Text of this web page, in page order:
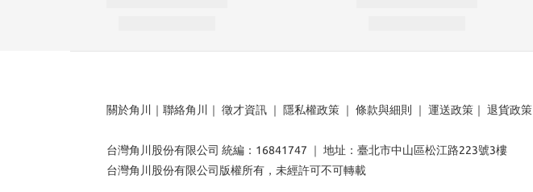
關於角川 ｜ 聯絡角川 ｜ 徵才資訊 ｜ 隱私權政策 ｜ 條款與細則 ｜ 運送政策 ｜ 退貨政策
台灣角川股份有限公司 統編：16841747 ｜ 地址：臺北市中山區松江路223號3樓
台灣角川股份有限公司版權所有，未經許可不可轉載